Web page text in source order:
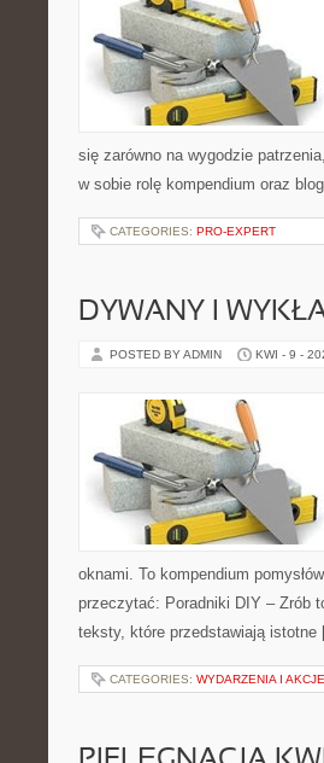
się zarówno na wygodzie
w sobie rolę kompendium oraz
CATEGORIES: PRO-EXPERT
DYWANY I
POSTED BY ADMIN KWI - 9 -
oknami. To kompendium
przeczytać: Poradniki DIY – Zrób
teksty, które przedstawiają
CATEGORIES: WYDARZENIA I